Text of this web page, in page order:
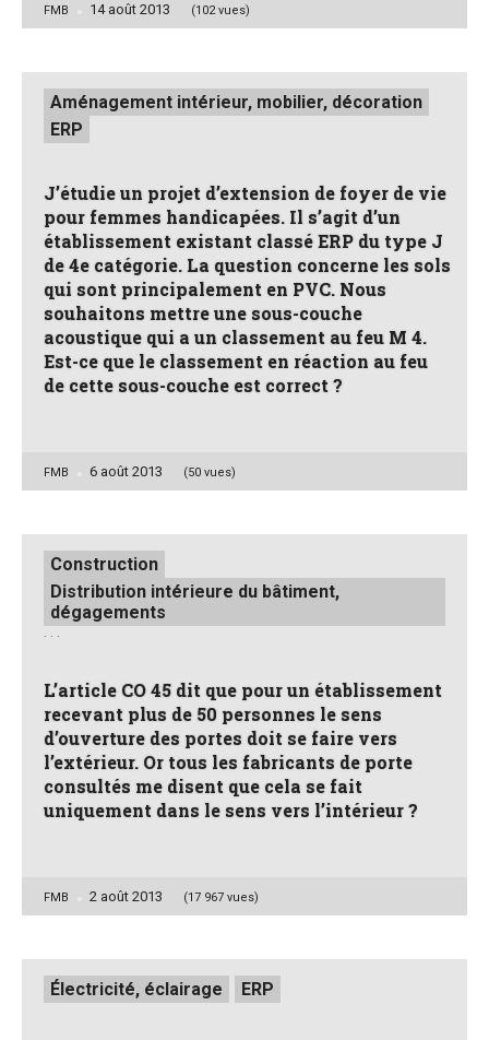
Posted
FMB 14 août 2013 (102 vues)
Posted
inAménagement intérieur, mobilier, décoration
ERP
J’étudie un projet d’extension de foyer de vie
pour femmes handicapées. Il s’agit d’un
établissement existant classé ERP du type J
de 4e catégorie. La question concerne les sols
qui sont principalement en PVC. Nous
souhaitons mettre une sous-couche
acoustique qui a un classement au feu M 4.
Est-ce que le classement en réaction au feu
de cette sous-couche est correct ?
Posted
FMB 6 août 2013 (50 vues)
Posted
inConstruction
Distribution intérieure du bâtiment,
dégagements
. . .
L’article CO 45 dit que pour un établissement
recevant plus de 50 personnes le sens
d’ouverture des portes doit se faire vers
l’extérieur. Or tous les fabricants de porte
consultés me disent que cela se fait
uniquement dans le sens vers l’intérieur ?
Posted
FMB 2 août 2013 (17 967 vues)
Posted
inÉlectricité, éclairage ERP